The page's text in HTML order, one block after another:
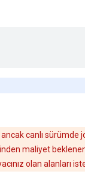
canlı
maliyet
olan alanları